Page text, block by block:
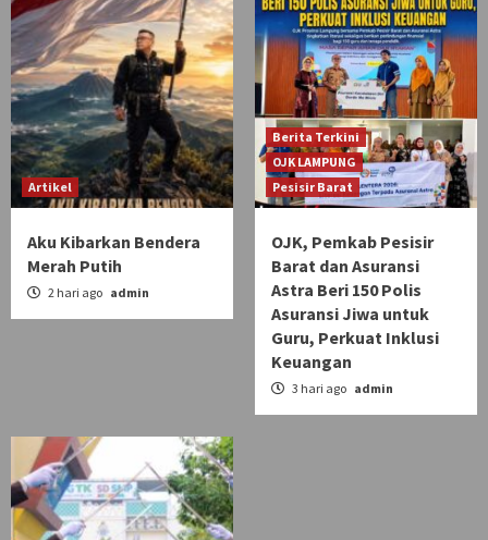
Artikel
Aku Kibarkan Bendera
Merah Putih
2 hari ago admin
Berita Terkini
OJK LAMPUNG
Pesisir Barat
OJK, Pemkab Pesisir
Barat dan Asuransi
Astra Beri 150 Polis
Asuransi Jiwa untuk
Guru, Perkuat Inklusi
Keuangan
3 hari ago admin